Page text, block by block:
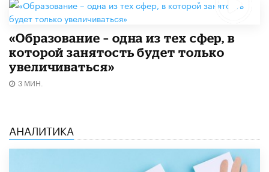
«Образование – одна из тех сфер, в
которой занятость будет только
увеличиваться»
3 МИН.
АНАЛИТИКА